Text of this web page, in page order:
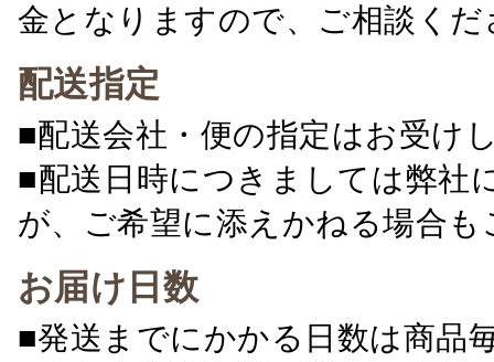
金となりますので、ご相談くだ
配送指定
■配送会社・便の指定はお受け
■配送日時につきましては弊社
が、ご希望に添えかねる場合
お届け日数
■発送までにかかる日数は商品